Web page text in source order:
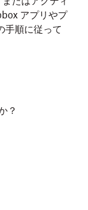
たはイニシャ
す。
Dropbox フォル
ルダをゴミ箱
でエラーが発
マンドの入
アプリやプ
手順に従って
？